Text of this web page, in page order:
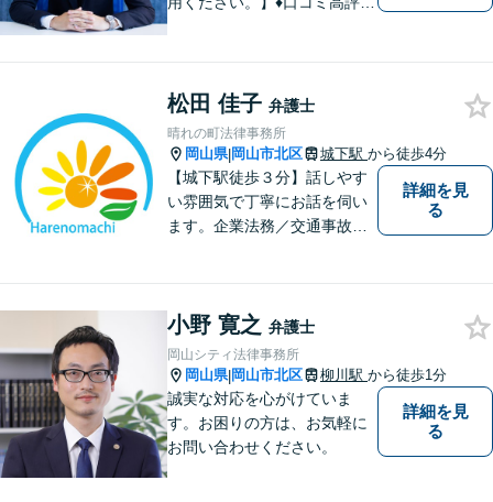
ます。【完全個室】【初回３
０分無料面談】
松田 佳子 弁護士
晴れの町法律事務所
岡山県|岡山市北区 城下駅 から徒歩4分
【城下駅徒歩３分】話しやす
い雰囲気で丁寧にお話を伺い
ます。企業法務／交通事故／
詳細を見
る
小野 寛之 弁護士
岡山シティ法律事務所
岡山県|岡山市北区 柳川駅 から徒歩1分
誠実な対応を心がけていま
す。お困りの方は、お気軽に
お問い合わせください。
詳細を見
る